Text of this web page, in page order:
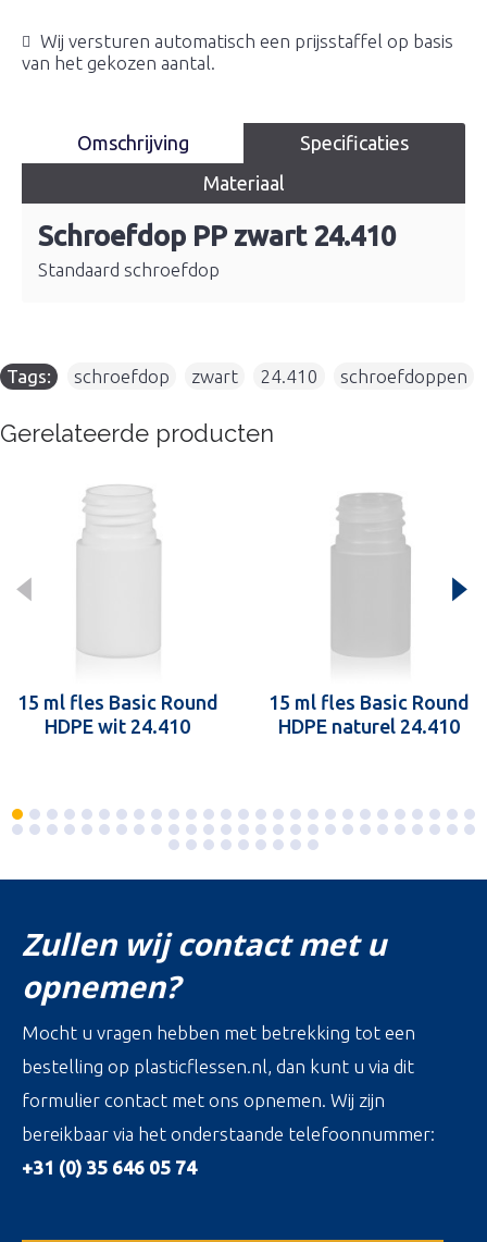
Wij versturen automatisch een prijsstaffel op basis
van het gekozen aantal.
Omschrijving
Specificaties
Materiaal
Schroefdop PP zwart 24.410
Standaard schroefdop
Tags: schroefdop zwart 24.410 schroefdoppen
Gerelateerde producten
15 ml fles Basic Round
HDPE wit 24.410
15 ml fles Basic Round
HDPE naturel 24.410
Zullen wij contact met u
opnemen?
Mocht u vragen hebben met betrekking tot een
bestelling op plasticflessen.nl, dan kunt u via dit
formulier contact met ons opnemen. Wij zijn
bereikbaar via het onderstaande telefoonnummer:
+31 (0) 35 646 05 74